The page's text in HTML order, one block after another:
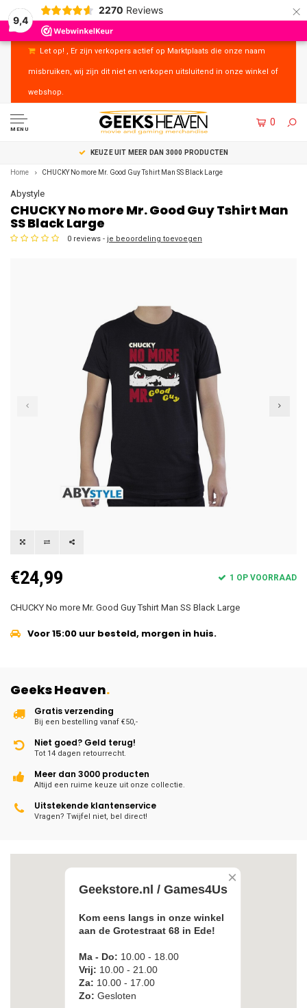
9,4
2270 Reviews ×
Let op! , Er zijn verkopers actief op Marktplaats die onze naam
misbruiken, wij zijn dit niet en verkopen uitsluitend in onze winkel of
webshop.
MENU
0
KEUZE UIT MEER DAN 3000 PRODUCTEN
Home CHUCKY No more Mr. Good Guy Tshirt Man SS Black Large
Abystyle
CHUCKY No more Mr. Good Guy Tshirt Man
SS Black Large
0 reviews - je beoordeling toevoegen
€24,99 1 OP VOORRAAD
CHUCKY No more Mr. Good Guy Tshirt Man SS Black Large
Voor 15:00 uur besteld, morgen in huis.
Geeks Heaven.
Gratis verzending
Bij een bestelling vanaf €50,-
Niet goed? Geld terug!
Tot 14 dagen retourrecht.
Meer dan 3000 producten
Altijd een ruime keuze uit onze collectie.
Uitstekende klantenservice
Vragen? Twijfel niet, bel direct!